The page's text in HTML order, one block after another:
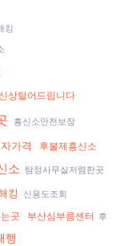
킹
신상털어드립니다
흥신소안전보장
가격 후불제흥신소
소 탐정사무실저렴한곳
킹 신용도조회
곳 부산심부름센터 후
행